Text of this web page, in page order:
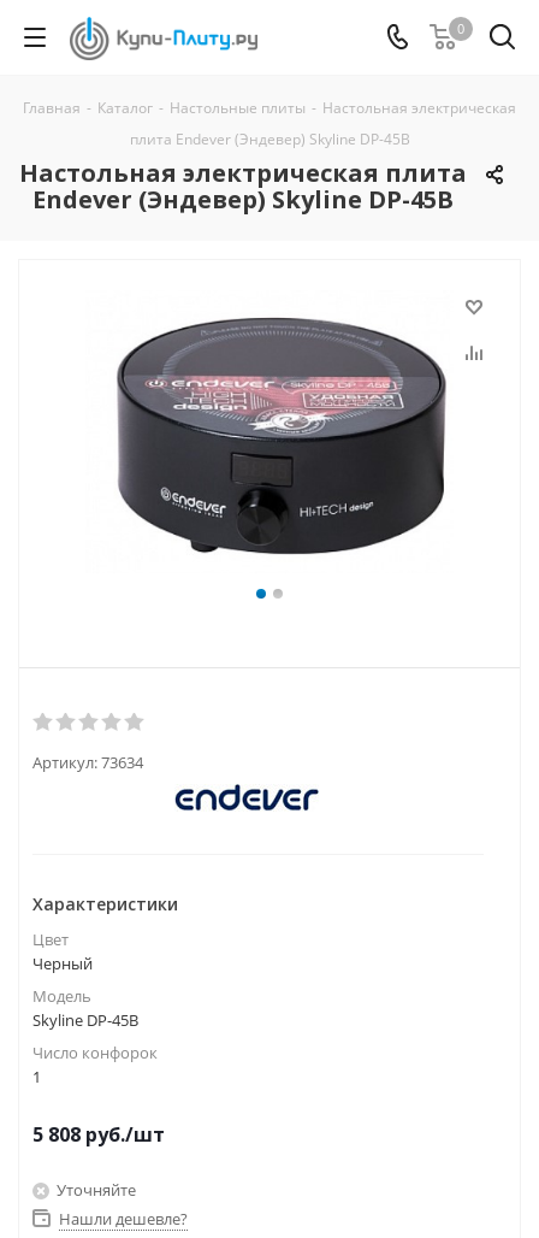
0
Главная - Каталог - Настольные плиты - Настольная электрическая
плита Endever (Эндевер) Skyline DP-45B
Настольная электрическая плита
Endever (Эндевер) Skyline DP-45B
Артикул:73634
Характеристики
Цвет
Черный
Модель
Skyline DP-45B
Число конфорок
1
5 808 руб./шт
Уточняйте
Нашли дешевле?